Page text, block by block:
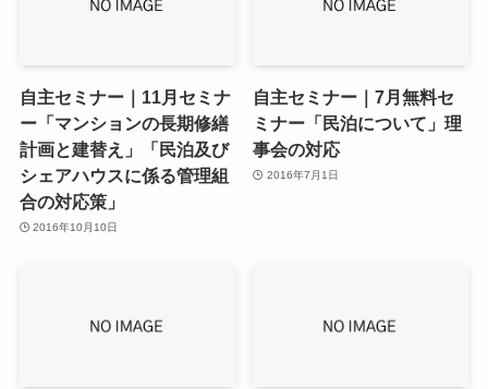
自主セミナー｜11月セミナ
ー「マンションの長期修繕
計画と建替え」「民泊及び
シェアハウスに係る管理組
合の対応策」
2016年10月10日
自主セミナー｜7月無料セ
ミナー「民泊について」理
事会の対応
2016年7月1日